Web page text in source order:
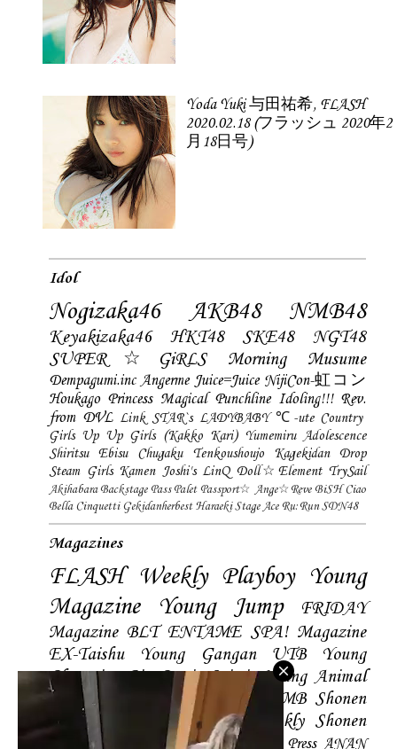
Yoda Yuki 与田祐希, FLASH
2020.02.18 (フラッシュ 2020年2
月18日号)
Idol
Nogizaka46 AKB48 NMB48
Keyakizaka46 HKT48 SKE48
NGT48
SUPER☆GiRLS
Morning Musume
Dempagumi.inc Angerme Juice=Juice NijiCon-虹コン
Houkago Princess Magical Punchline Idoling!!! Rev.
from DVL Link STAR`s LADYBABY ℃-ute Country
Girls Up Up Girls (Kakko Kari) Yumemiru Adolescence
Shiritsu Ebisu Chugaku
Tenkoushoujo Kagekidan
Drop
Steam Girls Kamen Joshi's LinQ Doll☆Element TrySail
Akihabara Backstage Pass Palet Passport☆ Ange☆Reve BiSH Ciao
Bella Cinquetti Gekidanherbest Haraeki Stage Ace Ru:Run SDN48
Magazines
FLASH Weekly Playboy Young
Magazine
Young Jump
FRIDAY
Magazine BLT ENTAME SPA! Magazine
EX-Taishu
Young Gangan UTB
Young
Champion Big Comic Spirtis Young Animal
Shonen Magazine
BUBKA BOMB Shonen
Champion
Manga Action
Weekly Shonen
Sunday
Photobooks BRODY Hustle Press ANAN